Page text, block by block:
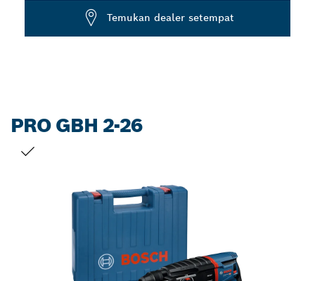
Temukan dealer setempat
PRO GBH 2-26